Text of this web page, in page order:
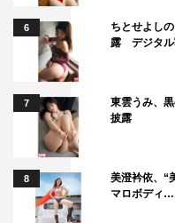
そうですが、お二人とも
ださるんです。テレビの
素敵な先輩たちです」
◆また今回は、ハナコ・
に沖へ流されてしまう若
のサーファー姿はいかが
兼近「菊田さん、サー
ッフさんに押さえても
6
ちとせよし
露 デジタ
7
東雲うみ、
披露
8
美澄衿依、“
マロボディ…